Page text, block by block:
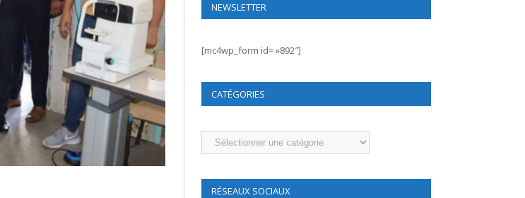
NEWSLETTER
[mc4wp_form id= »892″]
CATÉGORIES
Catégories
RÉSEAUX SOCIAUX